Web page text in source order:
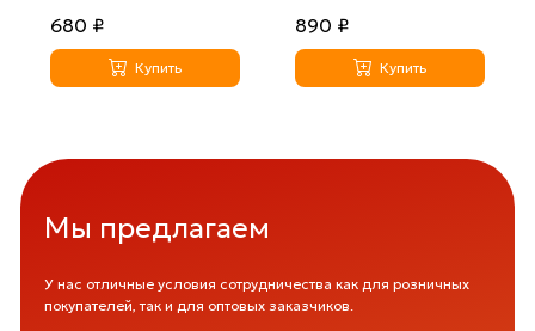
680 ₽
Купить
890 ₽
Купить
Мы предлагаем
У нас отличные условия сотрудничества как для розничных
покупателей, так и для оптовых заказчиков.